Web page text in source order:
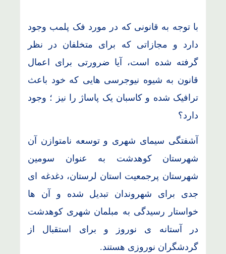
با توجه به قانونی که در مورد فک پلمب وجود
دارد و مجازاتی که برای متخلفان در نظر
گرفته شده است، آیا ضرورتی برای اعمال
قانون به شیوه نیوجرسی هایی که خود باعث
ترافیک شده و کاسبان یک پاساژ را نیز ؛ وجود
دارد؟
آشفتگی سیمای شهری و توسعه نامتوازن آن
شهرستان کوهدشت به عنوان سومین
شهرستان پرجمعیت استان لرستان، دغدغه ای
جدی برای شهروندان تبدیل شده و آن ها
خواستار رسیدگی به مبلمان شهری کوهدشت
در آستانه ی نوروز و برای استقبال از
گردشگران نوروزی هستند.